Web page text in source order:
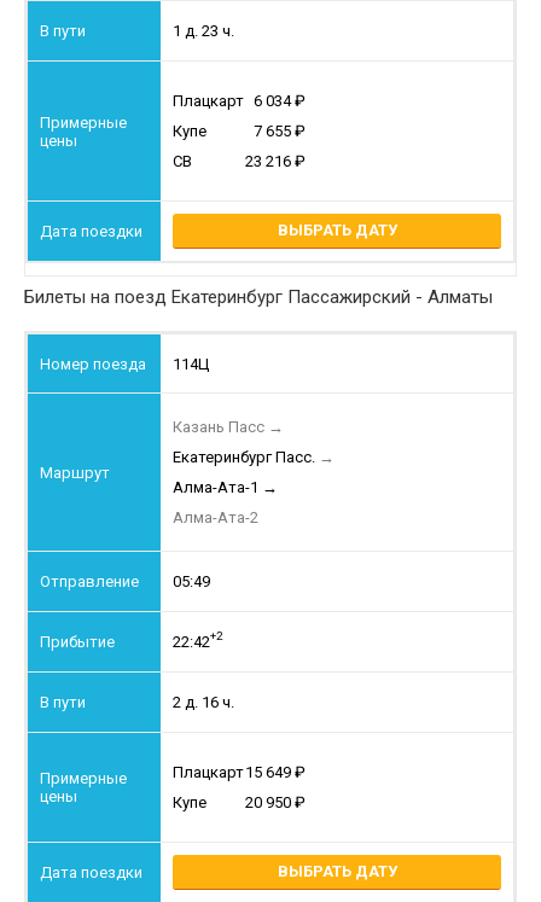
1 д. 23 ч.
Плацкарт 6 034
Купе
7 655
СВ
23 216
ВЫБРАТЬ ДАТУ
Билеты на поезд Екатеринбург Пассажирский - Алматы
114Ц
Казань Пасс →
Екатеринбург Пасс. →
Алма-Ата-1 →
Алма-Ата-2
05:49
22:42+2
2 д. 16 ч.
Плацкарт15 649
Купе
20 950
ВЫБРАТЬ ДАТУ